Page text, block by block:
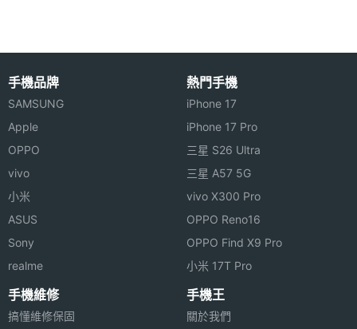
圈F
相機等
效焦距
前相機
畫素
前相機
感光元
件
手機品牌
SAMSUNG
Apple
OPPO
vivo
小米
ASUS
Sony
realme
熱門手機
iPhone 17
iPhone 17 Pro
三星 S26 Ultra
三星 A57 5G
vivo X300 Pro
OPPO Reno16
OPPO Find X9 Pro
小米 17T Pro
手機維修
搞懂維修保固
手機王
關於我們